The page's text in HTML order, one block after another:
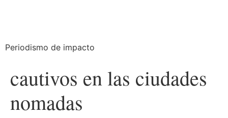
Periodismo de impacto
cautivos en las ciudades
nomadas